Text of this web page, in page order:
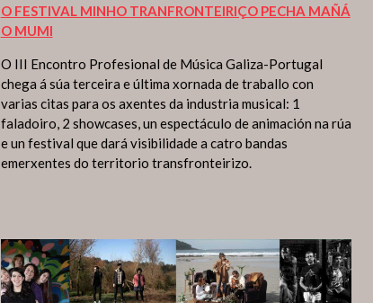
O FESTIVAL MINHO TRANFRONTEIRIÇO PECHA MAÑÁ
O MUMI
O III Encontro Profesional de Música Galiza-Portugal
chega á súa terceira e última xornada de traballo con
varias citas para os axentes da industria musical: 1
faladoiro, 2 showcases, un espectáculo de animación na rúa
e un festival que dará visibilidade a catro bandas
emerxentes do territorio transfronteirizo.